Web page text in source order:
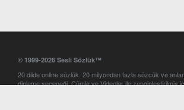
© 1999-2026 Sesli Sözlük™
20 dilde online sözlük. 20 milyondan fazla sözcük ve
dinleme seçeneği. Cümle ve Videolar ile zenginleştirilmiş